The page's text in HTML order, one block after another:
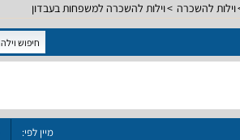
וילות להשכרה וילות להשכרה למשפחות בעבדון
מיין לפי: